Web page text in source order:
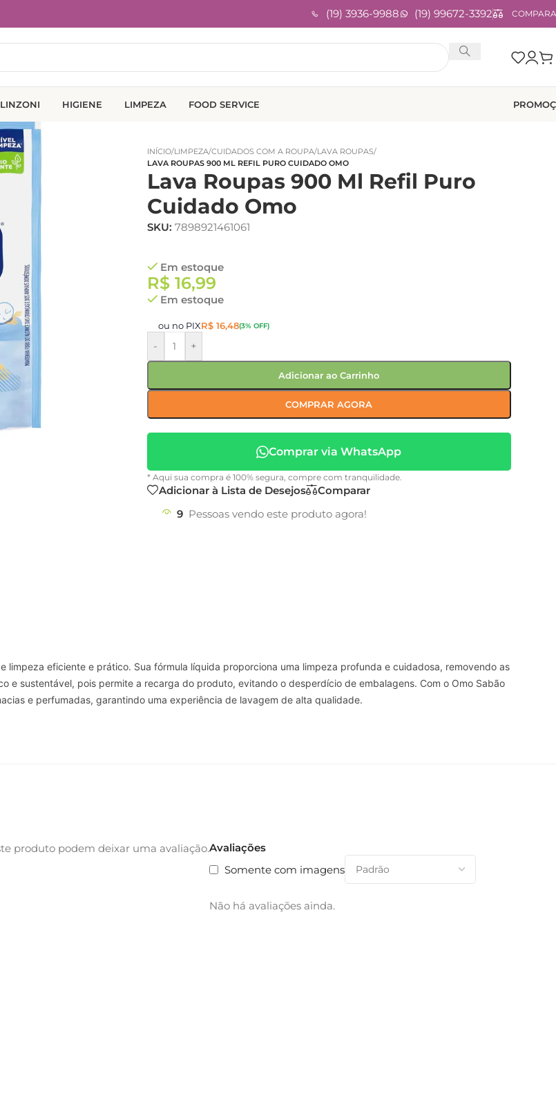
(19) 3936-9988 (19) 99672-3392
HIGIENE LIMPEZA FOOD SERVICE
INÍCIO/LIMPEZA/CUIDADOS COM A ROUPA/LAVA ROUPAS/
LAVA ROUPAS 900 ML REFIL PURO CUIDADO OMO
Lava Roupas 900 Ml Refil Puro
Cuidado Omo
SKU: 7898921461061
Em estoque
R$16,99
Em estoque
ou no PIXR$16,48(3% OFF)
- +
Adicionar ao Carrinho
COMPRAR AGORA
Comprar via WhatsApp
* Aqui sua compra é 100% segura, compre com tranquilidade.
Adicionar à Lista de Desejos
Comparar
9 Pessoas vendo este produto agora!
limpeza eficiente e prático. Sua fórmula líquida proporciona uma limpeza profunda e cuidadosa, removendo as
e sustentável, pois permite a recarga do produto, evitando o desperdício de embalagens. Com o Omo Sabão
e perfumadas, garantindo uma experiência de lavagem de alta qualidade.
Avaliações
Somente com imagens
Não há avaliações ainda.
produto podem deixar uma avaliação.